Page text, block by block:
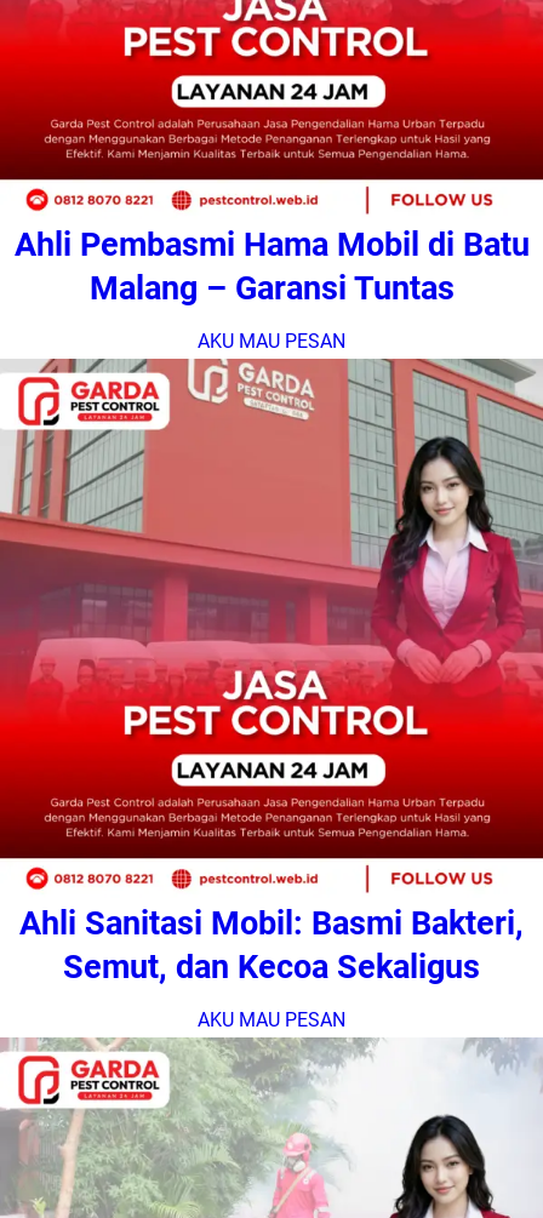
Ahli Pembasmi Hama Mobil di Batu
Malang – Garansi Tuntas
AKU MAU PESAN
Ahli Sanitasi Mobil: Basmi Bakteri,
Semut, dan Kecoa Sekaligus
AKU MAU PESAN